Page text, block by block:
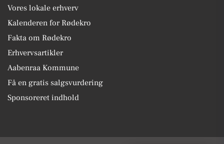
Vores lokale erhverv
Kalenderen for Rødekro
Fakta om Rødekro
Erhvervsartikler
Aabenraa Kommune
Få en gratis salgsvurdering
Sponsoreret indhold